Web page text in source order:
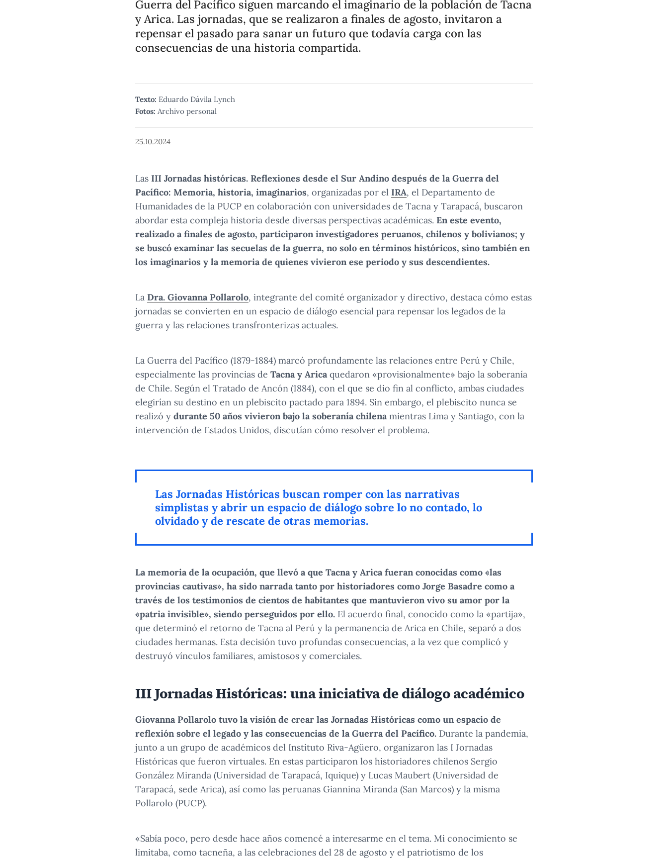
Guerra del Pacífico siguen marcando el imaginario de la población de Tacna
y Arica. Las jornadas, que se realizaron a finales de agosto, invitaron a
repensar el pasado para sanar un futuro que todavía carga con las
consecuencias de una historia compartida.
Texto: Eduardo Dávila Lynch
Fotos: Archivo personal
25.10.2024
Las III Jornadas históricas. Reflexiones desde el Sur Andino después de la Guerra del
Pacífico: Memoria, historia, imaginarios, organizadas por el IRA, el Departamento de
Humanidades de la PUCP en colaboración con universidades de Tacna y Tarapacá, buscaron
abordar esta compleja historia desde diversas perspectivas académicas. En este evento,
realizado a finales de agosto, participaron investigadores peruanos, chilenos y bolivianos; y
se buscó examinar las secuelas de la guerra, no solo en términos históricos, sino también en
los imaginarios y la memoria de quienes vivieron ese periodo y sus descendientes.
La Dra. Giovanna Pollarolo, integrante del comité organizador y directivo, destaca cómo estas
jornadas se convierten en un espacio de diálogo esencial para repensar los legados de la
guerra y las relaciones transfronterizas actuales.
La Guerra del Pacífico (1879-1884) marcó profundamente las relaciones entre Perú y Chile,
especialmente las provincias de Tacna y Aricaquedaron «provisionalmente» bajo la soberanía
de Chile. Según el Tratado de Ancón (1884), con el que se dio fin al conflicto, ambas ciudades
elegirían su destino en un plebiscito pactado para 1894. Sin embargo, el plebiscito nunca se
realizó y durante 50 años vivieron bajo la soberanía chilenamientras Lima y Santiago, con la
intervención de Estados Unidos, discutían cómo resolver el problema.
Las Jornadas Históricas buscan romper con las narrativas
simplistas y abrir un espacio de diálogo sobre lo no contado, lo
olvidado y de rescate de otras memorias.
La memoria de la ocupación, que llevó a que Tacna y Arica fueran conocidas como «las
provincias cautivas», ha sido narrada tanto por historiadores como Jorge Basadre como a
través de los testimonios de cientos de habitantes que mantuvieron vivo su amor por la
«patria invisible», siendo perseguidos por ello. El acuerdo final, conocido como la «partija»,
que determinó el retorno de Tacna al Perú y la permanencia de Arica en Chile, separó a dos
ciudades hermanas. Esta decisión tuvo profundas consecuencias, a la vez que complicó y
destruyó vínculos familiares, amistosos y comerciales.
III Jornadas Históricas: una iniciativa de diálogo académico
Giovanna Pollarolo tuvo la visión de crear las Jornadas Históricas como un espacio de
reflexión sobre el legado y las consecuencias de la Guerra del Pacífico. Durante la pandemia,
junto a un grupo de académicos del Instituto Riva-Agüero, organizaron las I Jornadas
Históricas que fueron virtuales. En estas participaron los historiadores chilenos Sergio
González Miranda (Universidad de Tarapacá, Iquique) y Lucas Maubert (Universidad de
Tarapacá, sede Arica), así como las peruanas Giannina Miranda (San Marcos) y la misma
Pollarolo (PUCP).
«Sabía poco, pero desde hace años comencé a interesarme en el tema. Mi conocimiento se
limitaba, como tacneña, a las celebraciones del 28 de agosto y el patriotismo de los